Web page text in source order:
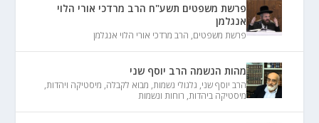
פרשת משפטים תשע"ח הרב מרדכי אורי הלוי
אנגלמן
פרשת משפטים, הרב מרדכי אורי הלוי אנגלמן
מהות הנשמה הרב יוסף שני
הרב יוסף שני, גלגולי נשמות, מבוא לקבלה, מיסטיקה ויהדות,
מיסטיקה ביהדות, רוחות ונשמות